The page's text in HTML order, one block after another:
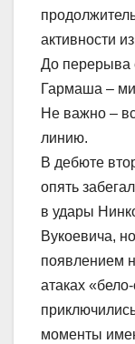
активности
До перерыва
Гармаша –
Не важно –
линию.
В дебюте
опять
в удары
Вукоевича,
появлением
атаках
моменты